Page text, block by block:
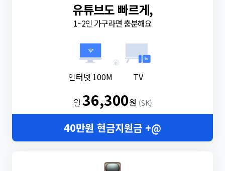
유튜브도 빠르게,
1~2인 가구라면 충분해요
인터넷 100M
+
TV
월36,300원 (SK)
40만원 현금지원금 +@